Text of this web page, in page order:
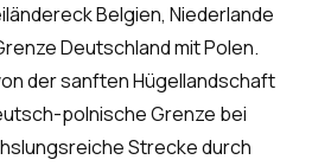
Belgien, Niederlande
Deutschland mit Polen.
der sanften Hügellandschaft
polnische Grenze bei
Strecke durch